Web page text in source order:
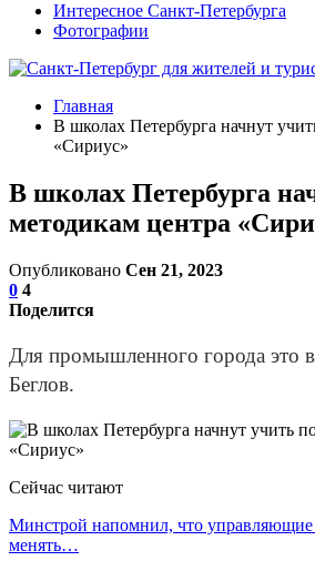
Интересное Санкт-Петербурга
Фотографии
Главная
В школах Петербурга начнут
«Сириус»
В школах Петербурга
методикам центра
Опубликовано Сен 21, 2023
0 4
Поделится
Для промышленного города это
Беглов.
Сейчас читают
Минстрой напомнил, что
менять…